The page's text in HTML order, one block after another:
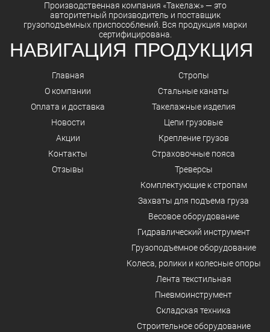
Производственная компания «Такелаж»— это
авторитетный производитель и поставщик
грузоподъемных приспособлений. Вся продукция марки
сертифицирована.
НАВИГАЦИЯ
Главная
О компании
Оплата и доставка
Новости
Акции
Контакты
Отзывы
ПРОДУКЦИЯ
Стропы
Стальные канаты
Такелажные изделия
Цепи грузовые
Крепление грузов
Страховочные пояса
Треверсы
Комплектующие к стропам
Захваты для подъема груза
Весовое оборудование
Гидравлический инструмент
Грузоподъемное оборудование
Колеса, ролики и колесные опоры
Лента текстильная
Пневмоинструмент
Складская техника
Строительное оборудование